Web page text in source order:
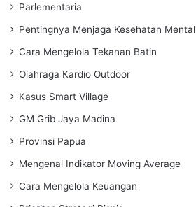
Parlementaria
Pentingnya Menjaga Kesehatan Mental
Cara Mengelola Tekanan Batin
Olahraga Kardio Outdoor
Kasus Smart Village
GM Grib Jaya Madina
Provinsi Papua
Mengenal Indikator Moving Average
Cara Mengelola Keuangan